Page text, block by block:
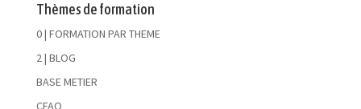
Thèmes de formation
0 | FORMATION PAR THEME
2 | BLOG
BASE METIER